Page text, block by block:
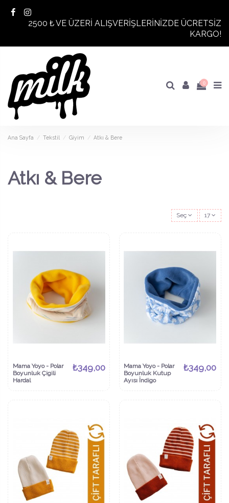
2500 ₺ VE ÜZERİ ALIŞVERİŞLERİNİZDE ÜCRETSİZ
KARGO!
0
Ana Sayfa Tekstil Giyim Atkı & Bere
Atkı & Bere
Seç 17
Mama Yoyo - Polar
Boyunluk Çigili
Hardal
₺349,00
Mama Yoyo - Polar
Boyunluk Kutup
Ayısı İndigo
₺349,00